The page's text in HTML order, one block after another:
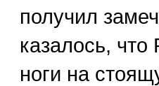
получил
казалось, что
ноги на